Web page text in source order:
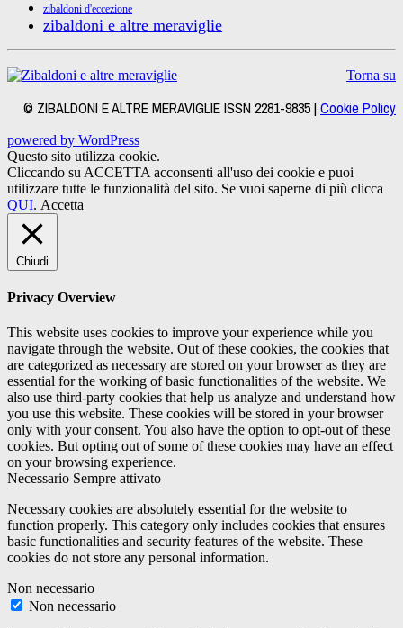
zibaldoni d'eccezione
zibaldoni e altre meraviglie
Torna su
© ZIBALDONI E ALTRE MERAVIGLIE ISSN 2281-9835 | Cookie Policy
powered by WordPress
Questo sito utilizza cookie.
Cliccando su ACCETTA acconsenti all'uso dei cookie e puoi
utilizzare tutte le funzionalità del sito. Se vuoi saperne di più clicca
QUI. Accetta
Chiudi
Privacy Overview
This website uses cookies to improve your experience while you
navigate through the website. Out of these cookies, the cookies that
are categorized as necessary are stored on your browser as they are
essential for the working of basic functionalities of the website. We
also use third-party cookies that help us analyze and understand how
you use this website. These cookies will be stored in your browser
only with your consent. You also have the option to opt-out of these
cookies. But opting out of some of these cookies may have an effect
on your browsing experience.
Necessario Sempre attivato
Necessary cookies are absolutely essential for the website to
function properly. This category only includes cookies that ensures
basic functionalities and security features of the website. These
cookies do not store any personal information.
Non necessario
Non necessario